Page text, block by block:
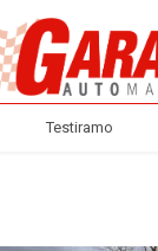
Testiramo